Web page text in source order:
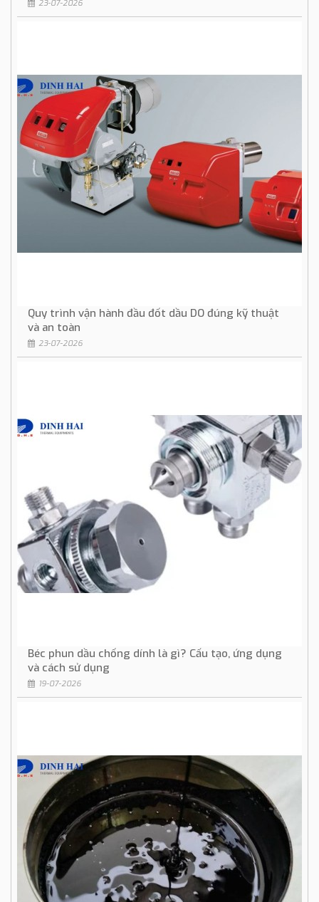
23-07-2026
Quy trình vận hành đầu đốt dầu DO đúng kỹ thuật
và an toàn
23-07-2026
Béc phun dầu chống dính là gì? Cấu tạo, ứng dụng
và cách sử dụng
19-07-2026